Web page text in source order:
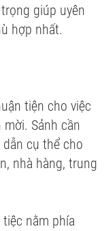
giúp uyên
hợp nhất.
tiện cho việc
Sảnh cần
cụ thể cho
nhà hàng, trung
nằm phía